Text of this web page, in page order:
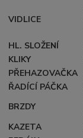
VIDLICE
HL. SLOŽENÍ
KLIKY
PŘEHAZOVAČKA
ŘADÍCÍ PÁČKA
BRZDY
KAZETA